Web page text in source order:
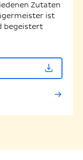
Zutaten
ist
begeistert